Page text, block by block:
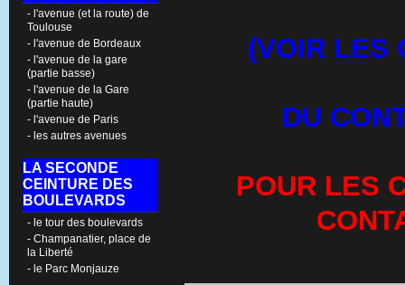
- l'avenue (et la route) de
Toulouse
- l'avenue de Bordeaux
- l'avenue de la gare
(partie basse)
- l'avenue de la Gare
(partie haute)
- l'avenue de Paris
- les autres avenues
LA SECONDE
CEINTURE DES
BOULEVARDS
- le tour des boulevards
- Champanatier, place de
la Liberté
- le Parc Monjauze
(VOIR LES
DU
POUR LES